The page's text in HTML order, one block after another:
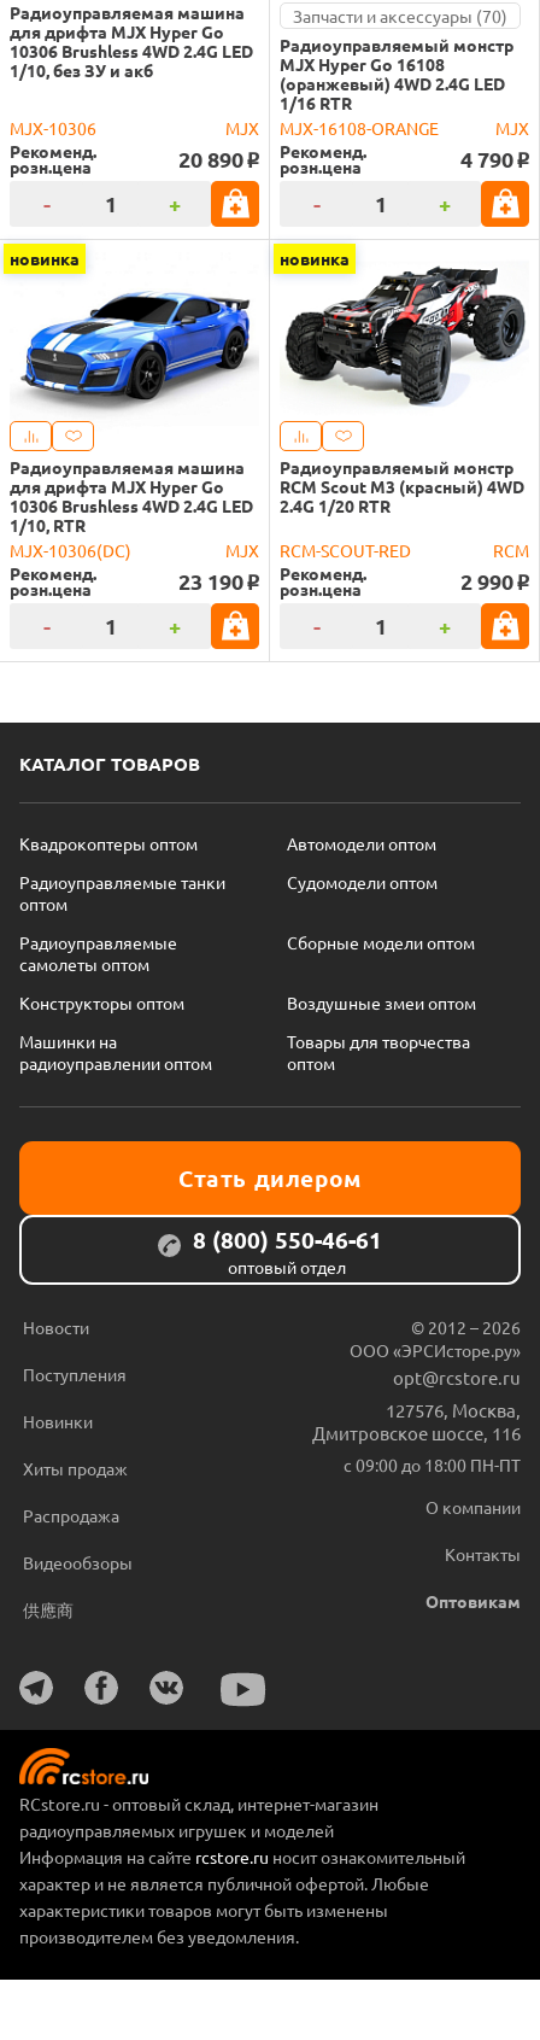
Радиоуправляемая машина
для дрифта MJX Hyper Go
10306 Brushless 4WD 2.4G LED
1/10, без ЗУ и акб
MJX-10306
MJX
Рекоменд.
розн.цена 20 890 o
- +
Запчасти и аксессуары (70)
Радиоуправляемый монстр
MJX Hyper Go 16108
(оранжевый) 4WD 2.4G LED
1/16 RTR
MJX-16108-ORANGE
MJX
Рекоменд.
розн.цена 4 790 o
- +
новинка
Радиоуправляемая машина
для дрифта MJX Hyper Go
10306 Brushless 4WD 2.4G LED
1/10, RTR
MJX-10306(DC)
MJX
Рекоменд.
розн.цена 23 190 o
- +
новинка
Радиоуправляемый монстр
RCM Scout M3 (красный) 4WD
2.4G 1/20 RTR
RCM-SCOUT-RED
RCM
Рекоменд.
розн.цена 2 990 o
- +
КАТАЛОГ ТОВАРОВ
Квадрокоптеры оптом
Автомодели оптом
Радиоуправляемые танки
оптом
Судомодели оптом
Радиоуправляемые
самолеты оптом
Сборные модели оптом
Конструкторы оптом
Воздушные змеи оптом
Машинки на
радиоуправлении оптом
Товары для творчества
оптом
Стать дилером
8 (800) 550-46-61
оптовый отдел
Новости
Поступления
Новинки
Хиты продаж
Распродажа
Видеообзоры
供應商
© 2012 – 2026
ООО «ЭРСИсторе.ру»
opt@rcstore.ru
127576, Москва,
Дмитровское шоссе, 116
с 09:00 до 18:00 ПН-ПТ
О компании
Контакты
Оптовикам
RCstore.ru - оптовый склад, интернет-магазин
радиоуправляемых игрушек и моделей
Информация на сайте rcstore.ru носит ознакомительный
характер и не является публичной офертой. Любые
характеристики товаров могут быть изменены
производителем без уведомления.